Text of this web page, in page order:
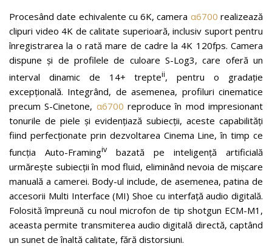
Procesând date echivalente cu 6K, camera α6700 realizează
clipuri video 4K de calitate superioară, inclusiv suport pentru
înregistrarea la o rată mare de cadre la 4K 120fps. Camera
dispune și de profilele de culoare S-Log3, care oferă un
interval dinamic de 14+ trepteii, pentru o gradație
excepțională. Integrând, de asemenea, profiluri cinematice
precum S-Cinetone, α6700 reproduce în mod impresionant
tonurile de piele și evidențiază subiecții, aceste capabilități
fiind perfecționate prin dezvoltarea Cinema Line, în timp ce
funcția Auto-Framingiv bazată pe inteligență artificială
urmărește subiecții în mod fluid, eliminând nevoia de mișcare
manuală a camerei. Body-ul include, de asemenea, patina de
accesorii Multi Interface (MI) Shoe cu interfață audio digitală.
Folosită împreună cu noul microfon de tip shotgun ECM-M1,
aceasta permite transmiterea audio digitală directă, captând
un sunet de înaltă calitate, fără distorsiuni.